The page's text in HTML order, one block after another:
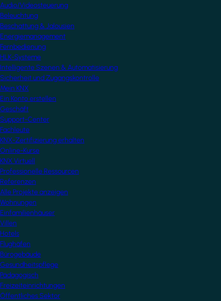
Audio/Videosteuerung
Beleuchtung
Beschattung & Jalousien
Energiemanagement
Fernbedienung
HLK-Systeme
Intelligente Szenen & Automatisierung
Sicherheit und Zugangskontrolle
Mein KNX
Ein Konto erstellen
Geschäft
Support-Center
Fachleute
KNX-Zertifizierung erhalten
Online-Kurse
KNX Virtuell
Professionelle Ressourcen
Referenzen
Alle Projekte anzeigen
Wohnungen
Einfamilienhäuser
Villen
Hotels
Flughäfen
Bürogebäude
Gesundheitspflege
Pädagogisch
Freizeiteinrichtungen
Öffentliches Sektor